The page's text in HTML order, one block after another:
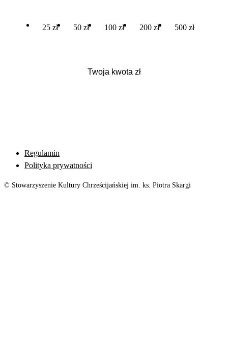
25 zł 50 zł 100 zł 200 zł 500 zł
Regulamin
Polityka prywatności
© Stowarzyszenie Kultury Chrześcijańskiej im. ks. Piotra Skargi